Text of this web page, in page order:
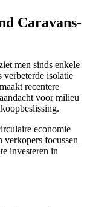
Caravans-
men sinds enkele
verbeterde isolatie
recentere
voor milieu
economie
verkopers focussen
investeren in